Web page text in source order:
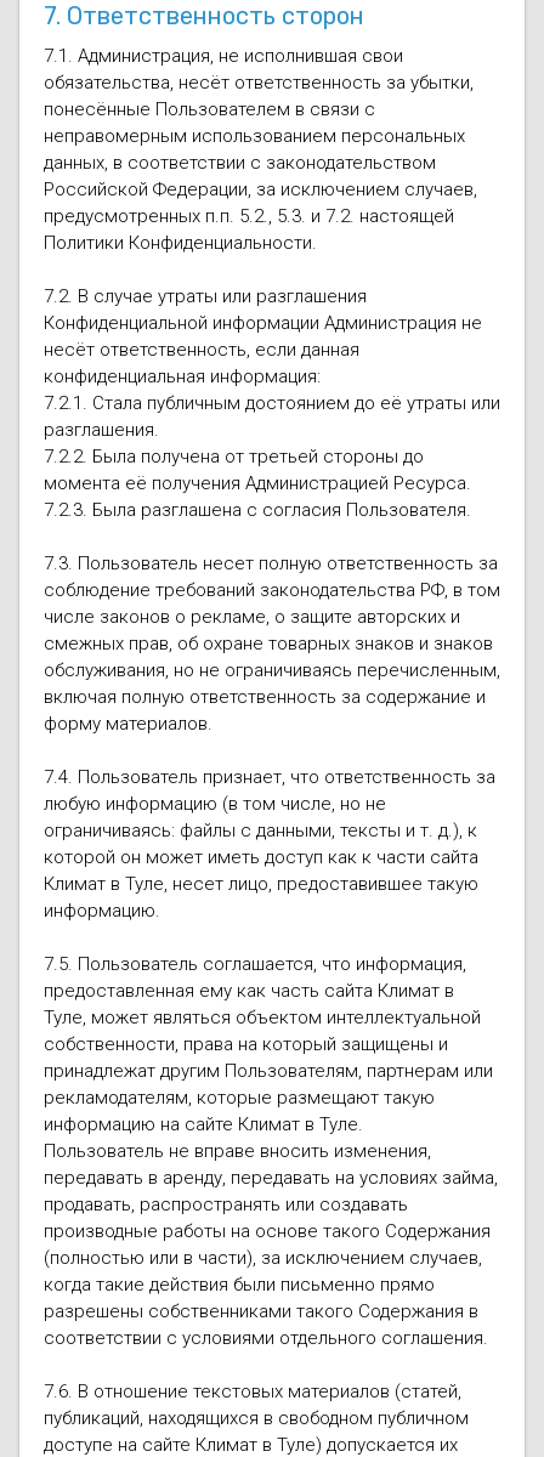
7. Ответственность сторон
7.1. Администрация, не исполнившая свои
обязательства, несёт ответственность за убытки,
понесённые Пользователем в связи с
неправомерным использованием персональных
данных, в соответствии с законодательством
Российской Федерации, за исключением случаев,
предусмотренных п.п. 5.2., 5.3. и 7.2. настоящей
Политики Конфиденциальности.
7.2. В случае утраты или разглашения
Конфиденциальной информации Администрация не
несёт ответственность, если данная
конфиденциальная информация:
7.2.1. Стала публичным достоянием до её утраты или
разглашения.
7.2.2. Была получена от третьей стороны до
момента её получения Администрацией Ресурса.
7.2.3. Была разглашена с согласия Пользователя.
7.3. Пользователь несет полную ответственность за
соблюдение требований законодательства РФ, в том
числе законов о рекламе, о защите авторских и
смежных прав, об охране товарных знаков и знаков
обслуживания, но не ограничиваясь перечисленным,
включая полную ответственность за содержание и
форму материалов.
7.4. Пользователь признает, что ответственность за
любую информацию (в том числе, но не
ограничиваясь: файлы с данными, тексты и т. д.), к
которой он может иметь доступ как к части сайта
Климат в Туле, несет лицо, предоставившее такую
информацию.
7.5. Пользователь соглашается, что информация,
предоставленная ему как часть сайта Климат в
Туле, может являться объектом интеллектуальной
собственности, права на который защищены и
принадлежат другим Пользователям, партнерам или
рекламодателям, которые размещают такую
информацию на сайте Климат в Туле.
Пользователь не вправе вносить изменения,
передавать в аренду, передавать на условиях займа,
продавать, распространять или создавать
производные работы на основе такого Содержания
(полностью или в части), за исключением случаев,
когда такие действия были письменно прямо
разрешены собственниками такого Содержания в
соответствии с условиями отдельного соглашения.
7.6. В отношение текстовых материалов (статей,
публикаций, находящихся в свободном публичном
доступе на сайте Климат в Туле) допускается их